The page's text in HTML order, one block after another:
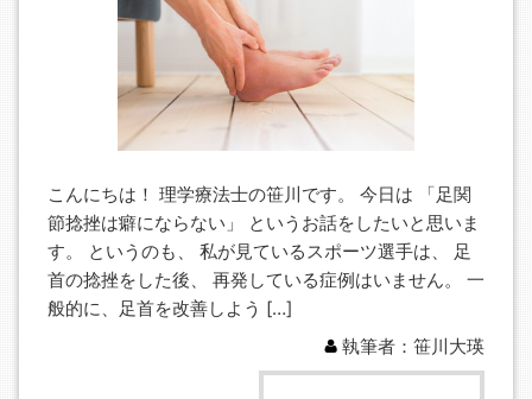
こんにちは！ 理学療法士の笹川です。 今日は 「足関
節捻挫は癖にならない」 というお話をしたいと思いま
す。 というのも、 私が見ているスポーツ選手は、 足
首の捻挫をした後、 再発している症例はいません。 一
般的に、足首を改善しよう […]
執筆者：笹川大瑛